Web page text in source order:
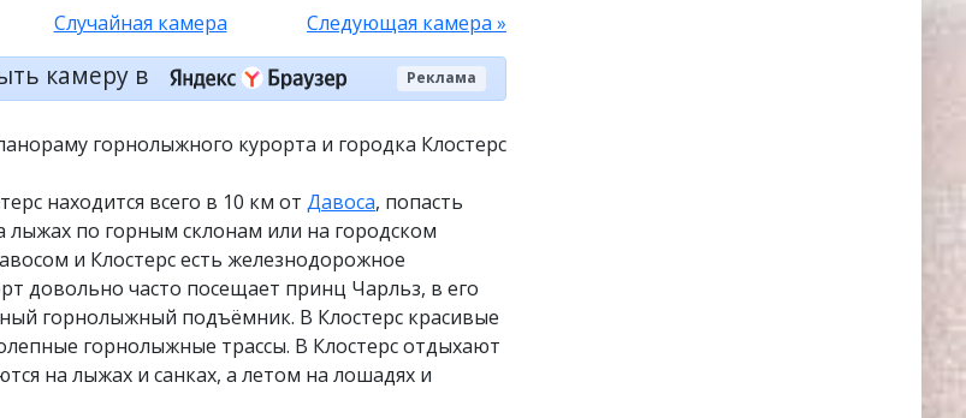
Случайная камера Следующая камера »
камеру в Реклама
горнолыжного курорта и городка Клостерс
находится всего в 10 км от Давоса, попасть
по горным склонам или на городском
и Клостерс есть железнодорожное
довольно часто посещает принц Чарльз, в его
горнолыжный подъёмник. В Клостерс красивые
горнолыжные трассы. В Клостерс отдыхают
на лыжах и санках, а летом на лошадях и